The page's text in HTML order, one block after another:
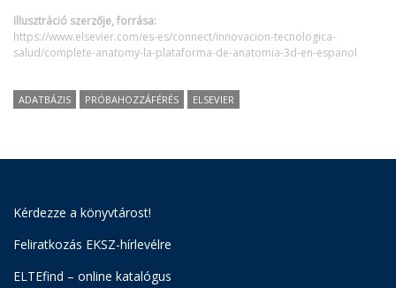
Illusztráció szerzője, forrása:
https://www.elsevier.com/es-es/connect/innovacion-tecnologica-
salud/complete-anatomy-la-plataforma-de-anatomia-3d-en-espanol
ADATBÁZIS PRÓBAHOZZÁFÉRÉS ELSEVIER
Kérdezze a könyvtárost!
Feliratkozás EKSZ-hírlevélre
ELTEfind – online katalógus